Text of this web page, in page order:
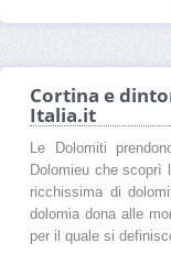
Cortina e
Italia.it
Le Dolomiti
Dolomieu che scoprì
ricchissima di
dolomia dona alle
per il quale si